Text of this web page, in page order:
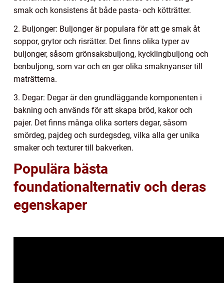
smak och konsistens åt både pasta- och kötträtter.
2. Buljonger: Buljonger är populara för att ge smak åt
soppor, grytor och risrätter. Det finns olika typer av
buljonger, såsom grönsaksbuljong, kycklingbuljong och
benbuljong, som var och en ger olika smaknyanser till
maträtterna.
3. Degar: Degar är den grundläggande komponenten i
bakning och används för att skapa bröd, kakor och
pajer. Det finns många olika sorters degar, såsom
smördeg, pajdeg och surdegsdeg, vilka alla ger unika
smaker och texturer till bakverken.
Populära bästa
foundationalternativ och deras
egenskaper